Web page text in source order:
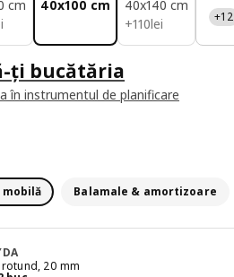
cm
40x100 cm
40x140 cm
+110lei
110lei +12
ți bucătăria
în instrumentul de planificare
Balamale & amortizoare
20 mm